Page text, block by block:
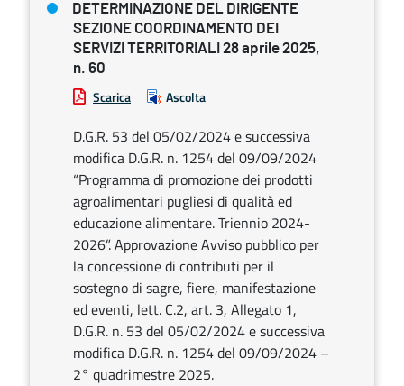
DETERMINAZIONE DEL DIRIGENTE
SEZIONE COORDINAMENTO DEI
SERVIZI TERRITORIALI 28 aprile 2025,
n. 60
Scarica Ascolta
D.G.R. 53 del 05/02/2024 e successiva
modifica D.G.R. n. 1254 del 09/09/2024
“Programma di promozione dei prodotti
agroalimentari pugliesi di qualità ed
educazione alimentare. Triennio 2024-
2026”. Approvazione Avviso pubblico per
la concessione di contributi per il
sostegno di sagre, fiere, manifestazione
ed eventi, lett. C.2, art. 3, Allegato 1,
D.G.R. n. 53 del 05/02/2024 e successiva
modifica D.G.R. n. 1254 del 09/09/2024 –
2° quadrimestre 2025.